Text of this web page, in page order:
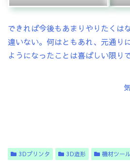
できれば今後もあまりやりたくは
違いない。何はともあれ、元通り
ようになったことは喜ばしい限り
3Dプリンタ 3D造形 機材ツール